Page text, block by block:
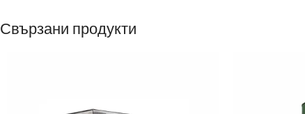
Свързани продукти